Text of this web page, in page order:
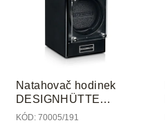
Natahovač hodinek
DESIGNHÜTTE
PICCOLO 2.0
KÓD: 70005/191